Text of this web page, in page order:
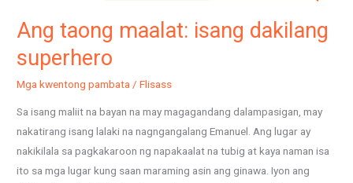
Ang taong maalat: isang dakilang
superhero
Mga kwentong pambata /Flisass
Sa isang maliit na bayan na may magagandang dalampasigan, may
nakatirang isang lalaki na nagngangalang Emanuel. Ang lugar ay
nakikilala sa pagkakaroon ng napakaalat na tubig at kaya naman isa
ito sa mga lugar kung saan maraming asin ang ginawa. Iyon ang